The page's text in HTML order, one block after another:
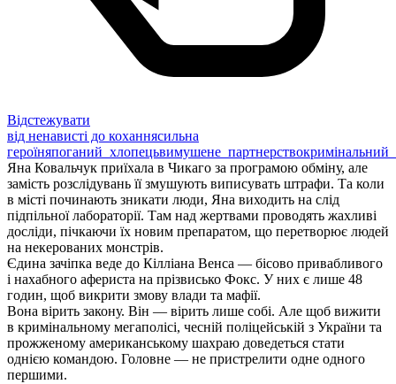
Відстежувати
від ненависті до коханнясильна
героїняпоганий_хлопецьвимушене_партнерство
Яна Ковальчук приїхала в Чикаго за програмою обміну, але
замість розслідувань її змушують виписувать штрафи. Та коли
в місті починають зникати люди, Яна виходить на слід
підпільної лабораторії. Там над жертвами проводять жахливі
досліди, пічкаючи їх новим препаратом, що перетворює людей
на некерованих монстрів.
Єдина зачіпка веде до Кілліана Венса — бісово привабливого
і нахабного афериста на прізвисько Фокс. У них є лише 48
годин, щоб викрити змову влади та мафії.
Вона вірить закону. Він — вірить лише собі. Але щоб вижити
в кримінальному мегаполісі, чесній поліцейській з України та
прожженому американському шахраю доведеться стати
однією командою. Головне — не пристрелити одне одного
першими.